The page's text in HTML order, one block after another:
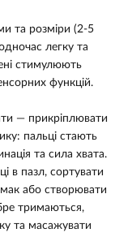
та розміри (2-5
легку та
стимулюють
функцій.
— прикріплювати
пальці стають
та сила хвата.
в пазл, сортувати
або створювати
тримаються,
та масажувати